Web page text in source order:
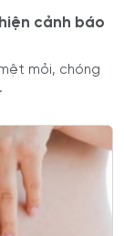
cảnh báo
mỏi, chóng